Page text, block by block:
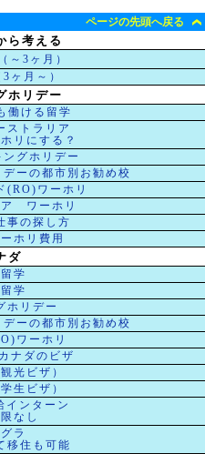
ページの先頭へ戻る
ら考える
3ヶ月）
ヶ月～）
ホリデー
働ける留学
ストラリア
リにする？
グホリデー
ーの都市別お勧め校
(RO)ワーホリ
ア ワーホリ
の探し方
ホリ費用
ダ
学
学
ホリデー
ーの都市別お勧め校
ワーホリ
ナダのビザ
光ビザ）
生ビザ）
インターン
なし
ラ
移住も可能